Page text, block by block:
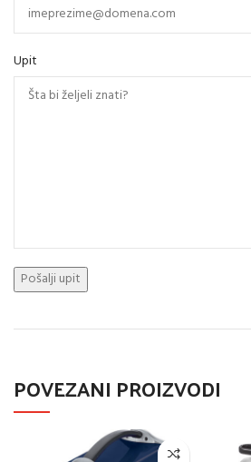
Upit
POVEZANI PROIZVODI